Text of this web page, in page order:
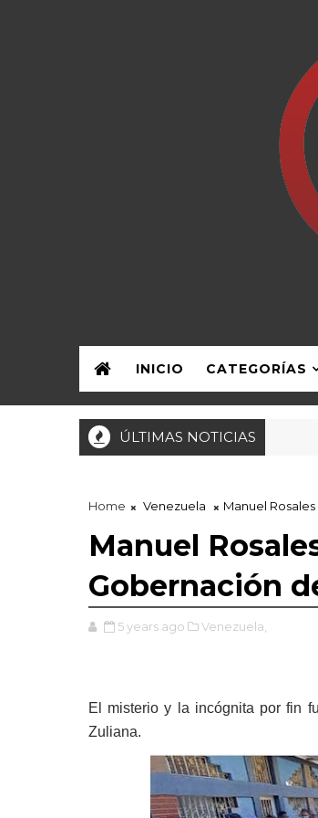
INICIO CATEGORÍAS
ÚLTIMAS NOTICIAS
Home Venezuela Manuel
Manuel
Gobernación
5 years ago Venezuela,
El misterio y la incógnita por fin
Zuliana.